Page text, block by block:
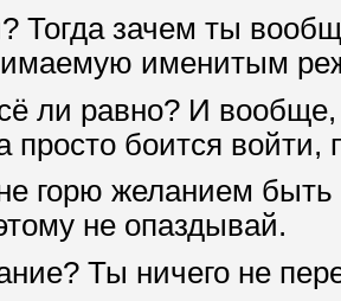
Тогда зачем ты
именитым
ли равно? И
просто боится войти,
горю желанием
не опаздывай.
Ты ничего не